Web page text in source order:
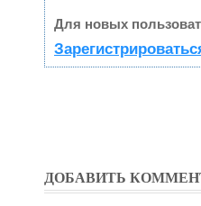
Для новых
ДОБАВИТЬ